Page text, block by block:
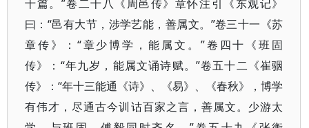
十篇。”卷二十八《周邑传》章怀注引《东观记》
曰：“邑有大节，涉学艺能，善属文。”卷三十一《苏
章传》：“章少博学，能属文。”卷四十《班固
传》：“年九岁，能属文诵诗赋。”卷五十二《崔骃
传》：“年十三能通《诗》、《易》、《春秋》，博学
有伟才，尽通古今训诂百家之言，善属文。少游太